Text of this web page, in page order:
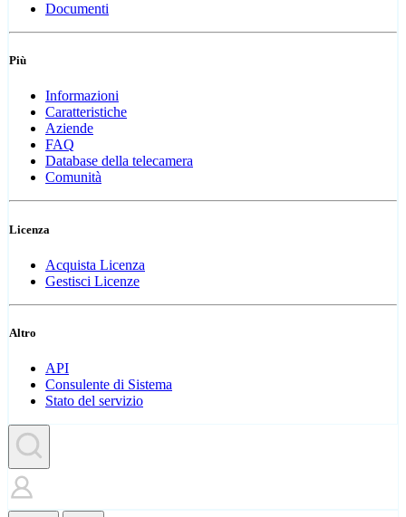
Documenti
Più
Informazioni
Caratteristiche
Aziende
FAQ
Database della telecamera
Comunità
Licenza
Acquista Licenza
Gestisci Licenze
Altro
API
Consulente di Sistema
Stato del servizio